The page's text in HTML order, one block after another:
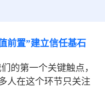
前置”建立信任基石
的第一个关键触点，
人在这个环节只关注